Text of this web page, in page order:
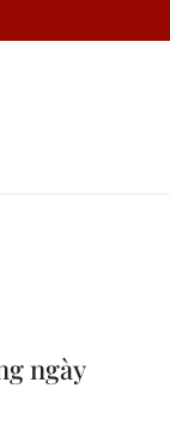
ngày